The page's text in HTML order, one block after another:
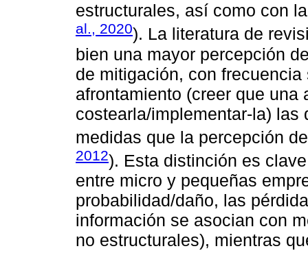
estructurales, así como con
al., 2020). La literatura de
bien una mayor percepción
de mitigación, con
afrontamiento (creer que
costearla/implementar-la)
medidas que la percepción
2012). Esta distinción es
entre micro y pequeñas
probabilidad/daño, las
información se asocian con
no estructurales), mientras